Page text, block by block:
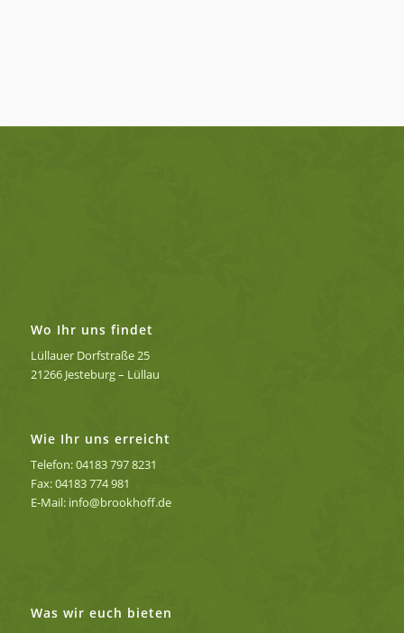
Wo Ihr uns findet
Lüllauer Dorfstraße 25
21266 Jesteburg – Lüllau
Wie Ihr uns erreicht
Telefon: 04183 797 8231
Fax: 04183 774 981
E-Mail: info@brookhoff.de
Was wir euch bieten